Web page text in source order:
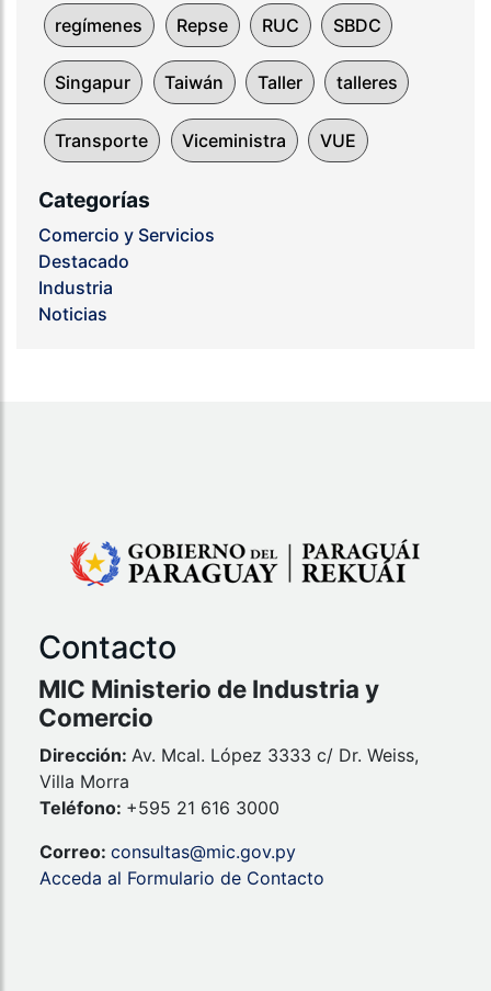
regímenes Repse RUC SBDC
Singapur Taiwán Taller talleres
Transporte Viceministra VUE
Categorías
Comercio y Servicios
Destacado
Industria
Noticias
Contacto
MIC Ministerio de Industria y
Comercio
Dirección: Av. Mcal. López 3333 c/ Dr. Weiss,
Villa Morra
Teléfono: +595 21 616 3000
Correo: consultas@mic.gov.py
Acceda al Formulario de Contacto